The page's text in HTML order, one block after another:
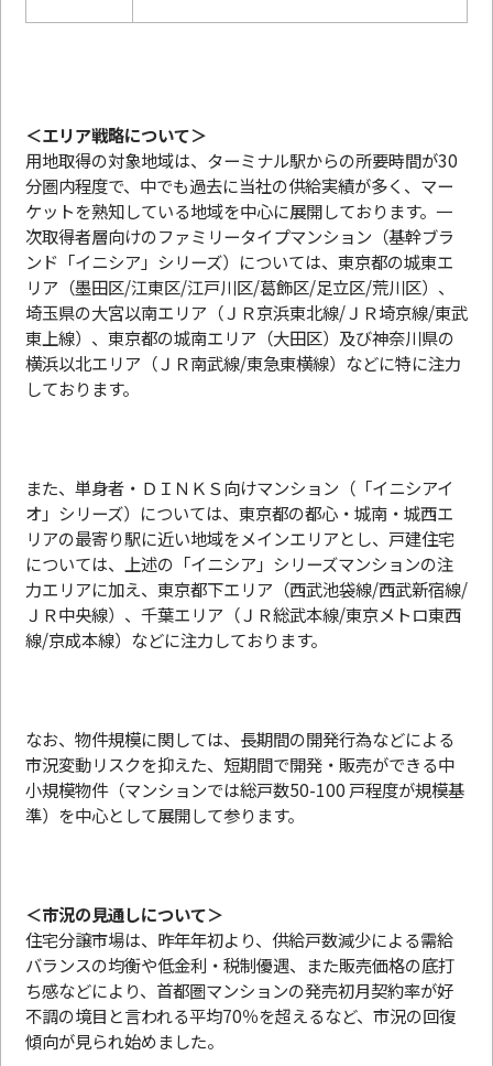
＜エリア戦略について＞
用地取得の対象地域は、ターミナル駅からの所要時間が30
分圏内程度で、中でも過去に当社の供給実績が多く、マー
ケットを熟知している地域を中心に展開しております。一
次取得者層向けのファミリータイプマンション（基幹ブラ
ンド「イニシア」シリーズ）については、東京都の城東エ
リア（墨田区/江東区/江戸川区/葛飾区/足立区/荒川区）、
埼玉県の大宮以南エリア（ＪＲ京浜東北線/ＪＲ埼京線/東武
東上線）、東京都の城南エリア（大田区）及び神奈川県の
横浜以北エリア（ＪＲ南武線/東急東横線）などに特に注力
しております。
また、単身者・ＤＩＮＫＳ向けマンション（「イニシアイ
オ」シリーズ）については、東京都の都心・城南・城西エ
リアの最寄り駅に近い地域をメインエリアとし、戸建住宅
については、上述の「イニシア」シリーズマンションの注
力エリアに加え、東京都下エリア（西武池袋線/西武新宿線/
ＪＲ中央線）、千葉エリア（ＪＲ総武本線/東京メトロ東西
線/京成本線）などに注力しております。
なお、物件規模に関しては、長期間の開発行為などによる
市況変動リスクを抑えた、短期間で開発・販売ができる中
小規模物件（マンションでは総戸数50-100 戸程度が規模基
準）を中心として展開して参ります。
＜市況の見通しについて＞
住宅分譲市場は、昨年年初より、供給戸数減少による需給
バランスの均衡や低金利・税制優遇、また販売価格の底打
ち感などにより、首都圏マンションの発売初月契約率が好
不調の境目と言われる平均70％を超えるなど、市況の回復
傾向が見られ始めました。